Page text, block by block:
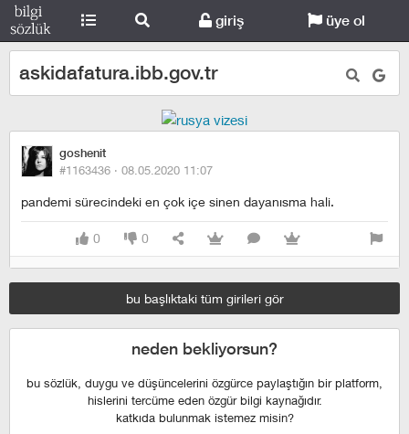
giriş üye ol
askidafatura.ibb.gov.tr
goshenit
#1163436 · 08.05.2020 11:07
pandemi sürecindeki en çok içe sinen dayanısma hali.
0 0
bu başlıktaki tüm girileri gör
neden bekliyorsun?
bu sözlük, duygu ve düşüncelerini özgürce paylaştığın bir platform,
hislerini tercüme eden özgür bilgi kaynağıdır.
katkıda bulunmak istemez misin?